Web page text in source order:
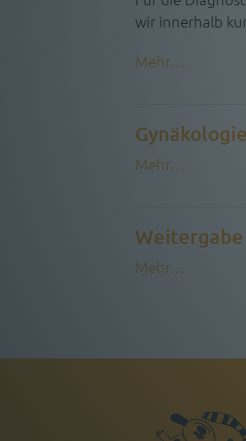
wir innerhalb
Mehr…
Gynäkologie
Mehr…
Mehr…